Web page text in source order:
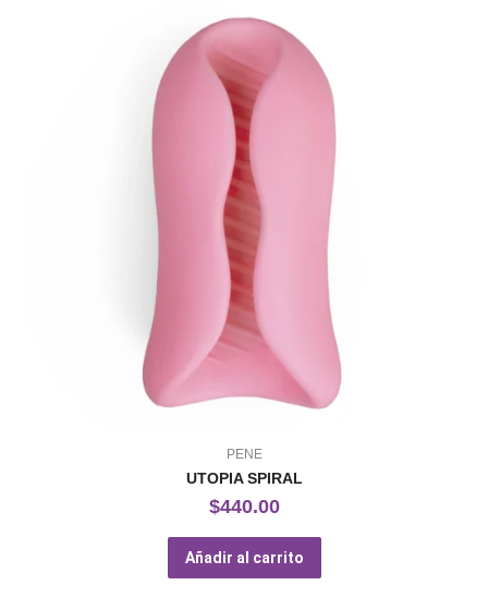
PENE
UTOPIA SPIRAL
$440.00
Añadir al carrito